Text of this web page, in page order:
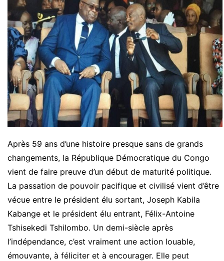
Après 59 ans d’une histoire presque sans de grands
changements, la République Démocratique du Congo
vient de faire preuve d’un début de maturité politique.
La passation de pouvoir pacifique et civilisé vient d’être
vécue entre le président élu sortant, Joseph Kabila
Kabange et le président élu entrant, Félix-Antoine
Tshisekedi Tshilombo. Un demi-siècle après
l’indépendance, c’est vraiment une action louable,
émouvante, à féliciter et à encourager. Elle peut